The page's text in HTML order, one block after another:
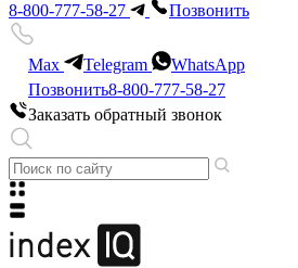
8-800-777-58-27
Позвонить
Max Telegram
WhatsApp
Позвонить8-800-777-58-27
Заказать обратный звонок